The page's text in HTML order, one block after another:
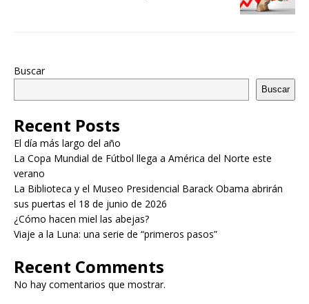
Buscar
Buscar
Recent Posts
El día más largo del año
La Copa Mundial de Fútbol llega a América del Norte este
verano
La Biblioteca y el Museo Presidencial Barack Obama abrirán
sus puertas el 18 de junio de 2026
¿Cómo hacen miel las abejas?
Viaje a la Luna: una serie de “primeros pasos”
Recent Comments
No hay comentarios que mostrar.